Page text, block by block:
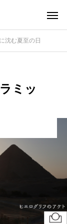
沈む夏至の日
ミッ